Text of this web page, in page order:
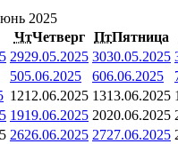
2025
ЧтЧетверг ПтПятница
2929.05.2025 3030.05.2025
505.06.2025 606.06.2025
1212.06.2025 1313.06.2025
1919.06.2025 2020.06.2025
2626.06.2025 2727.06.2025